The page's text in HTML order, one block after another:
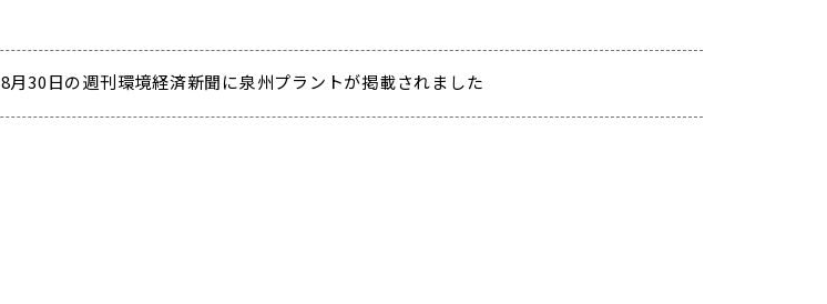
8月30日の週刊環境経済新聞に泉州プラントが掲載されました